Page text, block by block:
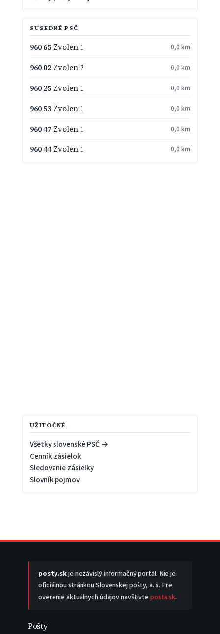
SUSEDNÉ PSČ
960 65Zvolen 1 0,0 km
960 02Zvolen 2 0,0 km
960 25Zvolen 1 0,0 km
960 53Zvolen 1 0,0 km
960 47Zvolen 1 0,0 km
960 44Zvolen 1 0,0 km
UŽITOČNÉ
Všetky slovenské PSČ →
Cenník zásielok
Sledovanie zásielky
Slovník pojmov
posty.skje nezávislý informačný portál. Nie je
oficiálnou stránkou Slovenskej pošty, a. s. Pre
overenie aktuálnych údajov navštívteposta.sk.
Pošty